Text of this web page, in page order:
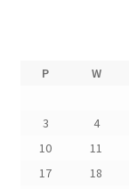
P W
3
4
10
11
17
18